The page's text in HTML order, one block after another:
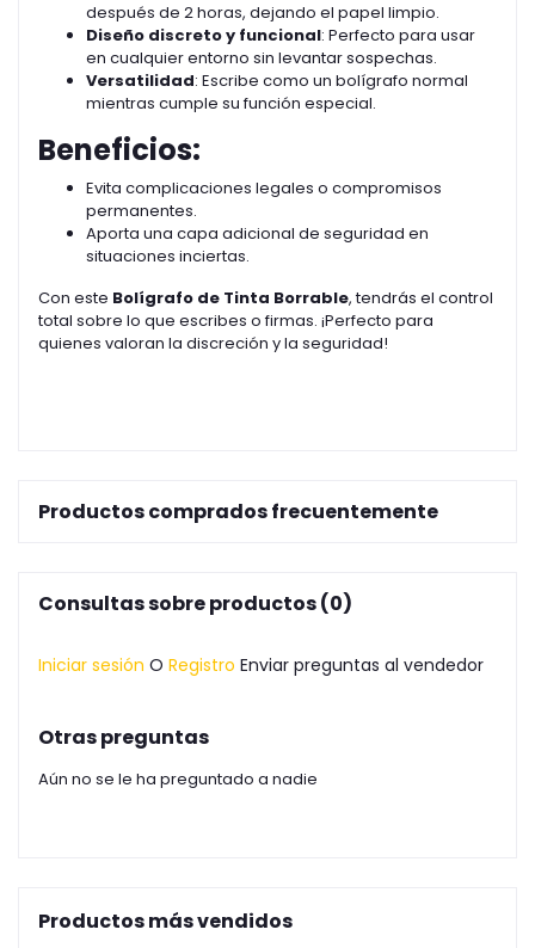
después de 2 horas, dejando el papel limpio.
Diseño discreto y funcional: Perfecto para usar
en cualquier entorno sin levantar sospechas.
Versatilidad: Escribe como un bolígrafo normal
mientras cumple su función especial.
Beneficios:
Evita complicaciones legales o compromisos
permanentes.
Aporta una capa adicional de seguridad en
situaciones inciertas.
Con este Bolígrafo de Tinta Borrable, tendrás el control
total sobre lo que escribes o firmas. ¡Perfecto para
quienes valoran la discreción y la seguridad!
Productos comprados frecuentemente
Consultas sobre productos (0)
Iniciar sesión O Registro Enviar preguntas al vendedor
Otras preguntas
Aún no se le ha preguntado a nadie
Productos más vendidos